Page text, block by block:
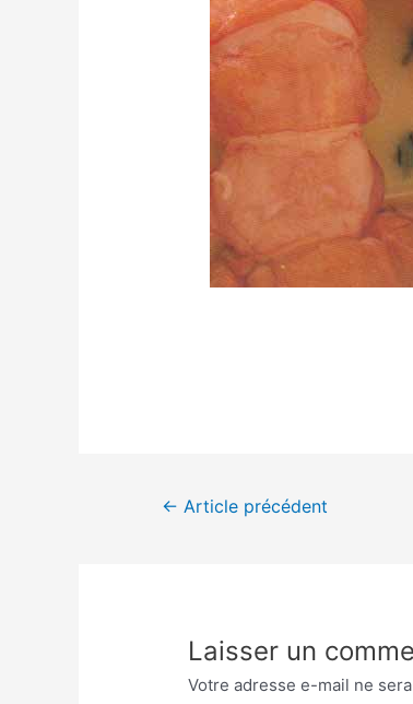
Navigation
← Article précédent
Laisser un
Votre adresse e-mail ne